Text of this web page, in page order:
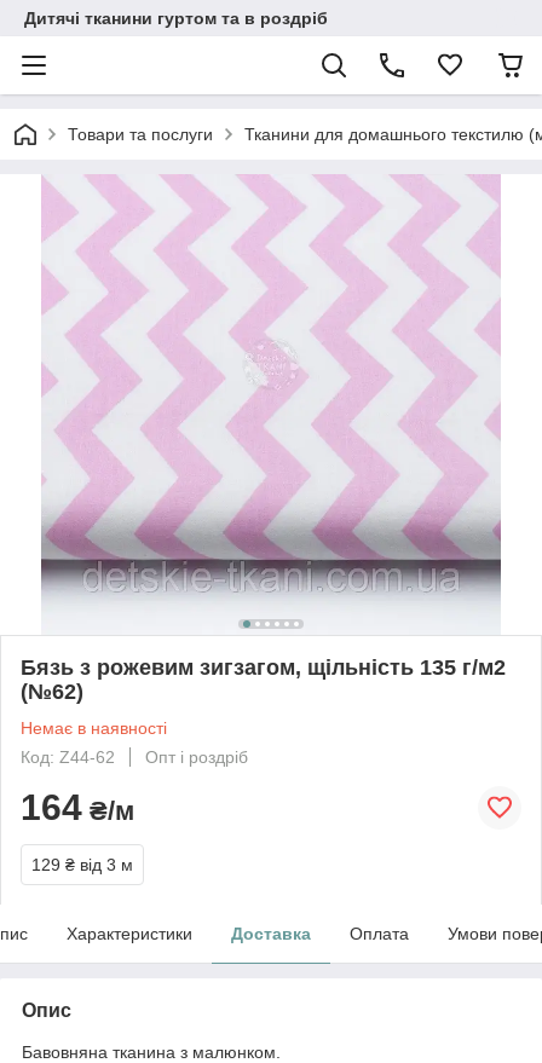
Дитячі тканини гуртом та в роздріб
Товари та послуги Тканини для домашнього текстилю
Бязь з рожевим зигзагом, щільність 135 г/м2
(№62)
Немає в наявності
Код: Z44-62
Опт і роздріб
164 ₴/м
129 ₴ від 3 м
Характеристики Доставка Оплата Умови
Опис
Бавовняна тканина з малюнком.